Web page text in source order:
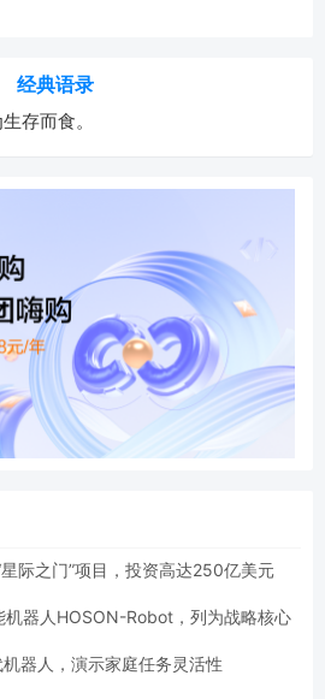
经典语录
存而食。
际之门”项目，投资高达250亿美元
机器人HOSON-Robot，列为战略核心
器人，演示家庭任务灵活性